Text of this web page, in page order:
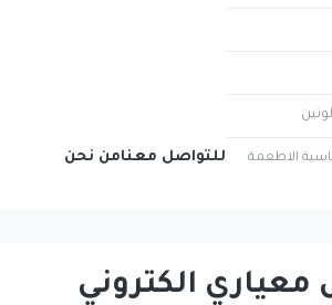
الاطعمة للتواصل معنامن نحن
الكتروني